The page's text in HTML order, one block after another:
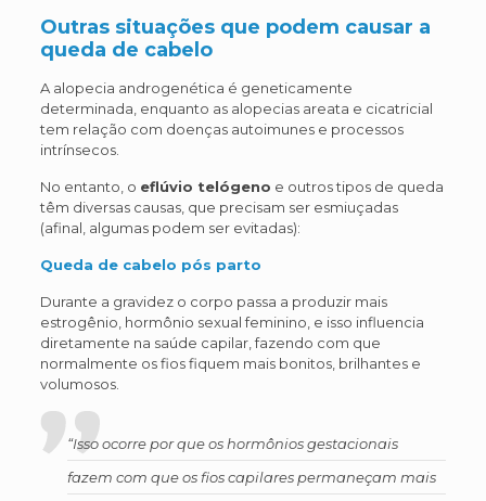
Outras situações que podem causar a
queda de cabelo
A alopecia androgenética é geneticamente
determinada, enquanto as alopecias areata e cicatricial
tem relação com doenças autoimunes e processos
intrínsecos.
No entanto, o eflúvio telógeno e outros tipos de queda
têm diversas causas, que precisam ser esmiuçadas
(afinal, algumas podem ser evitadas):
Queda de cabelo pós parto
Durante a gravidez o corpo passa a produzir mais
estrogênio, hormônio sexual feminino, e isso influencia
diretamente na saúde capilar, fazendo com que
normalmente os fios fiquem mais bonitos, brilhantes e
volumosos.
“Isso ocorre por que os hormônios gestacionais
fazem com que os fios capilares permaneçam mais